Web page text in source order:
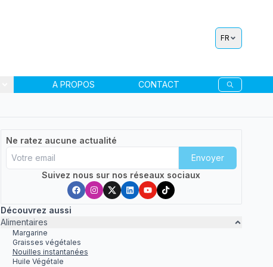
FR
A PROPOS CONTACT
Ne ratez aucune actualité
Envoyer
Suivez nous sur nos réseaux sociaux
Découvrez aussi
Alimentaires
Margarine
Graisses végétales
Nouilles instantanées
Huile Végétale